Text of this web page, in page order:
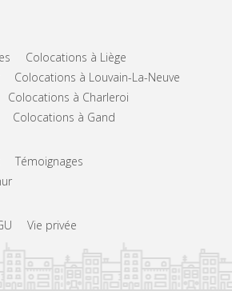
Colocations à Liège
Colocations à Louvain-La-Neuve
Colocations à Charleroi
Colocations à Gand
Témoignages
Vie privée